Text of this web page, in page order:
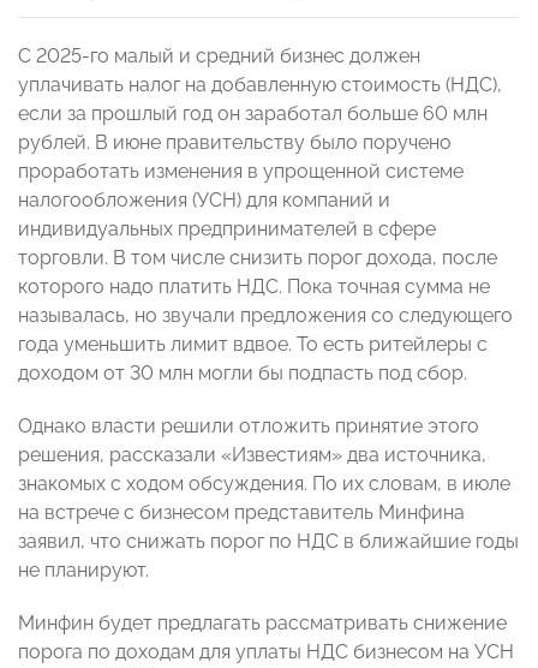
С 2025-го малый и средний бизнес должен
уплачивать налог на добавленную стоимость (НДС),
если за прошлый год он заработал больше 60 млн
рублей. В июне правительству было поручено
проработать изменения в упрощенной системе
налогообложения (УСН) для компаний и
индивидуальных предпринимателей в сфере
торговли. В том числе снизить порог дохода, после
которого надо платить НДС. Пока точная сумма не
называлась, но звучали предложения со следующего
года уменьшить лимит вдвое. То есть ритейлеры с
доходом от 30 млн могли бы подпасть под сбор.
Однако власти решили отложить принятие этого
решения, рассказали «Известиям» два источника,
знакомых с ходом обсуждения. По их словам, в июле
на встрече с бизнесом представитель Минфина
заявил, что снижать порог по НДС в ближайшие годы
не планируют.
Минфин будет предлагать рассматривать снижение
порога по доходам для уплаты НДС бизнесом на УСН